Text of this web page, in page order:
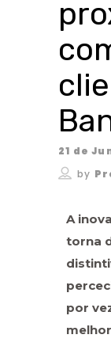
21 de
by
A
torna
por